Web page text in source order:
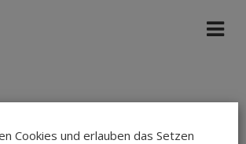
Cookies und erlauben das Setzen